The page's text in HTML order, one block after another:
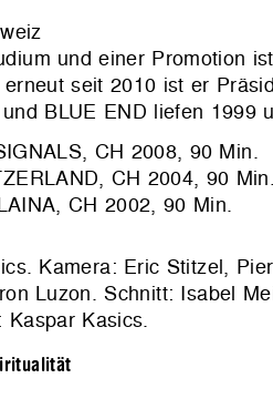
und einer Promotion
seit 2010 ist er
BLUE END liefen 1999
CH 2008, 90 Min.
CH 2004, 90 Min.
CH 2002, 90 Min.
Kamera: Eric Stitzel,
Luzon. Schnitt: Isabel
Kaspar Kasics.